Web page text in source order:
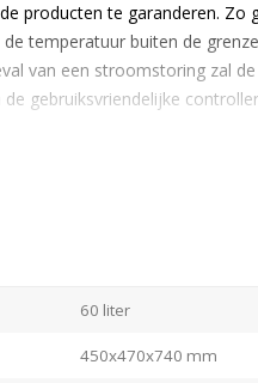
producten te garanderen. Zo
temperatuur buiten de
van een stroomstoring zal
gebruiksvriendelijke
tegen de verdamper
de koelkast. Standaard
geheel vrijblijvende offerte.
60 liter
450x470x740 mm